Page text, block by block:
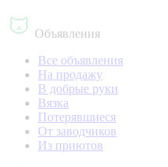
Объявления
Все объявления
На продажу
В добрые руки
Вязка
Потерявшиеся
От заводчиков
Из приютов